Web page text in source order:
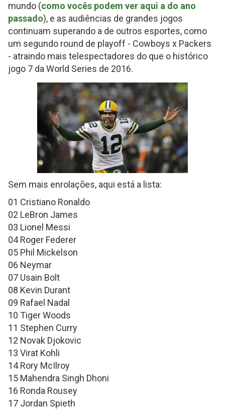
mundo (como vocês podem ver aqui a do ano
passado), e as audiências de grandes jogos
continuam superando a de outros esportes, como
um segundo round de playoff - Cowboys x Packers
- atraindo mais telespectadores do que o histórico
jogo 7 da World Series de 2016.
Sem mais enrolações, aqui está a lista:
01 Cristiano Ronaldo
02 LeBron James
03 Lionel Messi
04 Roger Federer
05 Phil Mickelson
06 Neymar
07 Usain Bolt
08 Kevin Durant
09 Rafael Nadal
10 Tiger Woods
11 Stephen Curry
12 Novak Djokovic
13 Virat Kohli
14 Rory McIlroy
15 Mahendra Singh Dhoni
16 Ronda Rousey
17 Jordan Spieth